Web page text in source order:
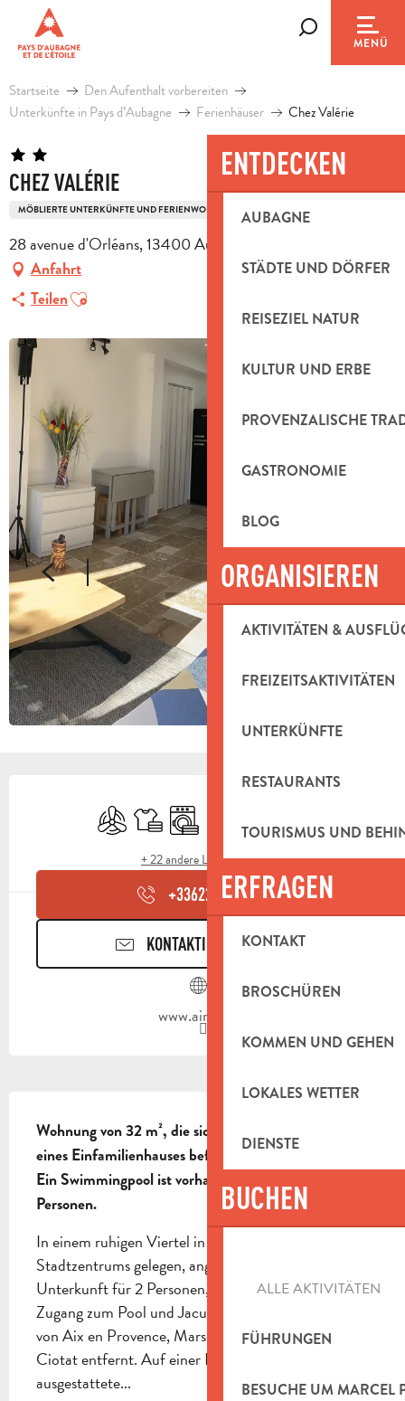
contenu
principal
MENÜ
ENTDECKEN
AUBAGNE
STÄDTE UND DÖRFER
REISEZIEL NATUR
KULTUR UND ERBE
PROVENZALISCHE
GASTRONOMIE
BLOG
ORGANISIEREN
AKTIVITÄTEN &
FREIZEITSAKTIVITÄTEN
UNTERKÜNFTE
RESTAURANTS
TOURISMUS UND
ERFRAGEN
KONTAKT
BROSCHÜREN
KOMMEN UND GEHEN
LOKALES WETTER
DIENSTE
BUCHEN
ALLE AKTIVITÄTEN
FÜHRUNGEN
BESUCHE UM MARCEL
Startseite
Den Aufenthalt vorbereiten
Unterkünfte in Pays d’Aubagne
Ferienhäuser Chez Valérie
CHEZ VALÉRIE
MÖBLIERTE UNTERKÜNFTE UND FERIENWOHNUNGEN NEU GEBAUT
28 avenue d'Orléans, 13400 Aubagne
Anfahrt
TeilenAjouter aux favoris
ÖFFNUNGSZEITEN &
KlimaanlageBettwäsche und Laken
Waschmaschine
+ 22 andere Leistung(en)
+336227889▒▒
KONTAKTIEREN SIE UNS
www.airbnb.fr
Wohnung von 32 m², die sich im Gartengeschoss
eines Einfamilienhauses befindet. 1 Schlafzimmer.
Ein Swimmingpool ist vorhanden. Kapazität für 2
Personen.
In einem ruhigen Viertel in der Nähe des
Stadtzentrums gelegen, angenehme klimatisierte
Unterkunft für 2 Personen, mit allem Komfort,
Zugang zum Pool und Jacuzzi möglich. 20 Minuten
von Aix en Provence, Marseille, Cassis oder La
Ciotat entfernt. Auf einer Ebene: Eine sehr gut
ausgestattete...